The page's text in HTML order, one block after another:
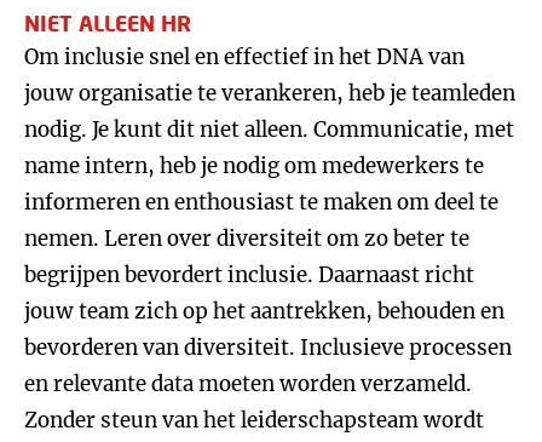
NIET ALLEEN HR
Om inclusie snel en effectief in het DNA van
jouw organisatie te verankeren, heb je teamleden
nodig. Je kunt dit niet alleen. Communicatie, met
name intern, heb je nodig om medewerkers te
informeren en enthousiast te maken om deel te
nemen. Leren over diversiteit om zo beter te
begrijpen bevordert inclusie. Daarnaast richt
jouw team zich op het aantrekken, behouden en
bevorderen van diversiteit. Inclusieve processen
en relevante data moeten worden verzameld.
Zonder steun van het leiderschapsteam wordt